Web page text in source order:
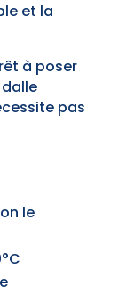
et la
à poser
pas
le